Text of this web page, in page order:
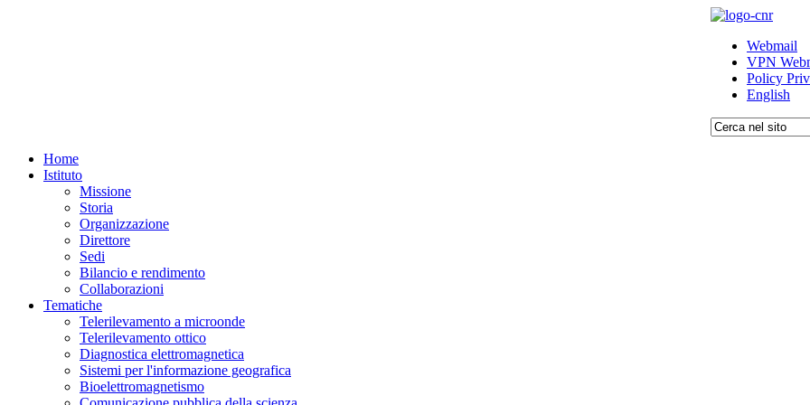
Webmail
VPN
Policy
English
Home
Istituto
Missione
Storia
Organizzazione
Direttore
Sedi
Bilancio e rendimento
Collaborazioni
Tematiche
Telerilevamento a microonde
Telerilevamento ottico
Diagnostica elettromagnetica
Sistemi per l'informazione geografica
Bioelettromagnetismo